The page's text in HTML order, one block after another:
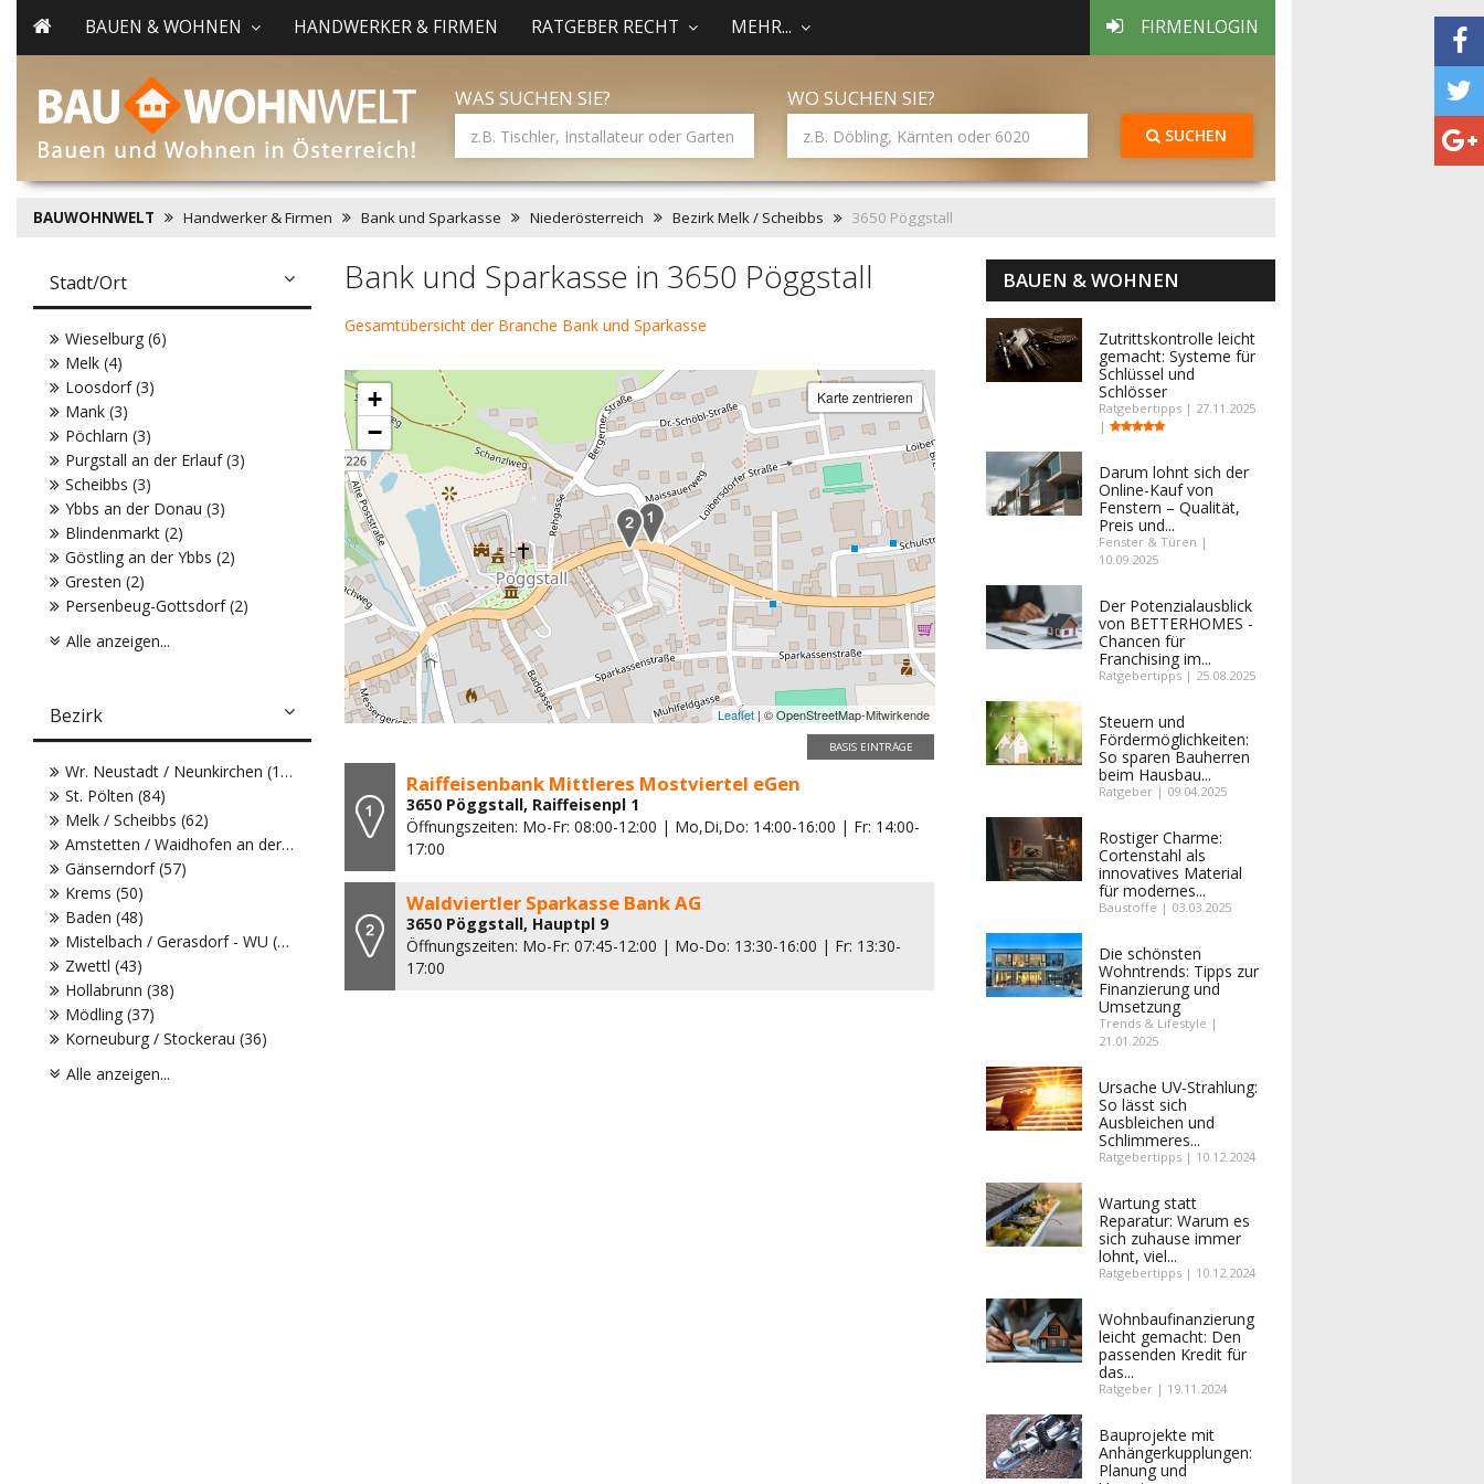
BAUEN & WOHNEN HANDWERKER & FIRMEN RATGEBER RECHT MEHR... FIRMENLOGIN
WAS SUCHEN SIE? WO SUCHEN SIE?
SUCHEN
BAUWOHNWELT Handwerker & Firmen Bank und Sparkasse Niederösterreich Bezirk Melk / Scheibbs 3650 Pöggstall
Bank und Sparkasse in 3650 Pöggstall
Gesamtübersicht der Branche Bank und Sparkasse
+
−
Karte zentrieren
Leaflet | © OpenStreetMap-Mitwirkende
BASIS EINTRÄGE
Raiffeisenbank Mittleres Mostviertel eGen
3650 Pöggstall, Raiffeisenpl 1
Öffnungszeiten: Mo-Fr: 08:00-12:00 | Mo,Di,Do: 14:00-16:00 | Fr: 14:00-
17:00
Waldviertler Sparkasse Bank AG
3650 Pöggstall, Hauptpl 9
Öffnungszeiten: Mo-Fr: 07:45-12:00 | Mo-Do: 13:30-16:00 | Fr: 13:30-
17:00
Stadt/Ort
Wieselburg (6)
Melk (4)
Loosdorf (3)
Mank (3)
Pöchlarn (3)
Purgstall an der Erlauf (3)
Scheibbs (3)
Ybbs an der Donau (3)
Blindenmarkt (2)
Göstling an der Ybbs (2)
Gresten (2)
Persenbeug-Gottsdorf (2)
Alle anzeigen...
Bezirk
Wr. Neustadt / Neunkirchen (104)
St. Pölten (84)
Melk / Scheibbs (62)
Amstetten / Waidhofen an der Ybbs (61)
Gänserndorf (57)
Krems (50)
Baden (48)
Mistelbach / Gerasdorf - WU (43)
Zwettl (43)
Hollabrunn (38)
Mödling (37)
Korneuburg / Stockerau (36)
Alle anzeigen...
BAUEN & WOHNEN
Zutrittskontrolle leicht
gemacht: Systeme für
Schlüssel und
Schlösser
Ratgebertipps | 27.11.2025
|
Darum lohnt sich der
Online-Kauf von
Fenstern – Qualität,
Preis und...
Fenster & Türen |
10.09.2025
Der Potenzialausblick
von BETTERHOMES -
Chancen für
Franchising im...
Ratgebertipps | 25.08.2025
Steuern und
Fördermöglichkeiten:
So sparen Bauherren
beim Hausbau...
Ratgeber | 09.04.2025
Rostiger Charme:
Cortenstahl als
innovatives Material
für modernes...
Baustoffe | 03.03.2025
Die schönsten
Wohntrends: Tipps zur
Finanzierung und
Umsetzung
Trends & Lifestyle |
21.01.2025
Ursache UV-Strahlung:
So lässt sich
Ausbleichen und
Schlimmeres...
Ratgebertipps | 10.12.2024
Wartung statt
Reparatur: Warum es
sich zuhause immer
lohnt, viel...
Ratgebertipps | 10.12.2024
Wohnbaufinanzierung
leicht gemacht: Den
passenden Kredit für
das...
Ratgeber | 19.11.2024
Bauprojekte mit
Anhängerkupplungen:
Planung und